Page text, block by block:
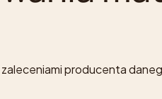
producenta